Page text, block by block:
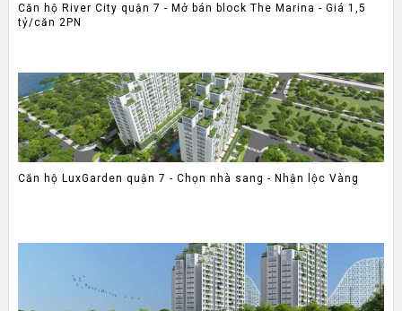
Căn hộ River City quận 7 - Mở bán block The Marina - Giá 1,5
tỷ/căn 2PN
Căn hộ LuxGarden quận 7 - Chọn nhà sang - Nhận lộc Vàng